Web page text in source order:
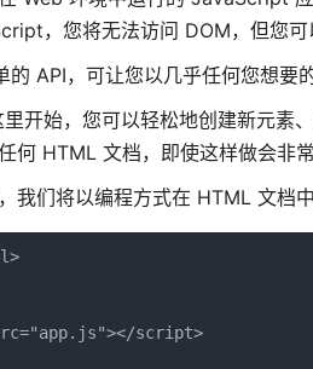
，您将无法访问 DOM，但您可
的 API，可让您以几乎任何您想要
开始，您可以轻松地创建新元素
何 HTML 文档，即使这样做会非常
我们将以编程方式在 HTML 文档
script>